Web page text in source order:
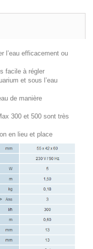
l’eau efficacement ou
facile à régler
et sous l’eau
de manière
300 et 500 sont très
en lieu et place